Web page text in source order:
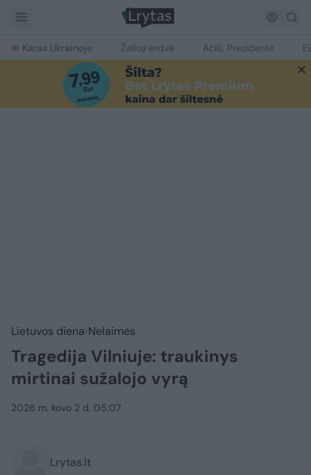
Karas Ukrainoje Žalioji erdvė Ačiū, Prezidente
Lietuvos diena Nelaimės
Tragedija Vilniuje: traukinys
mirtinai sužalojo vyrą
2026 m. kovo 2 d. 05:07
Lrytas.lt